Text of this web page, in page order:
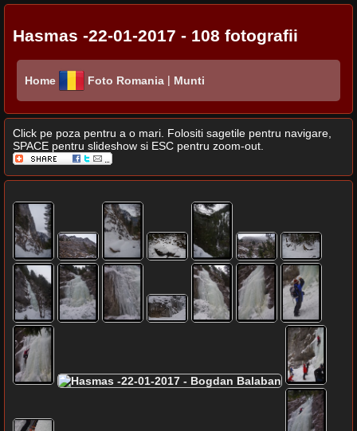
Hasmas -22-01-2017 - 108 fotografii
Home Foto Romania | Munti
Click pe poza pentru a o mari. Folositi sagetile pentru navigare,
SPACE pentru slideshow si ESC pentru zoom-out.